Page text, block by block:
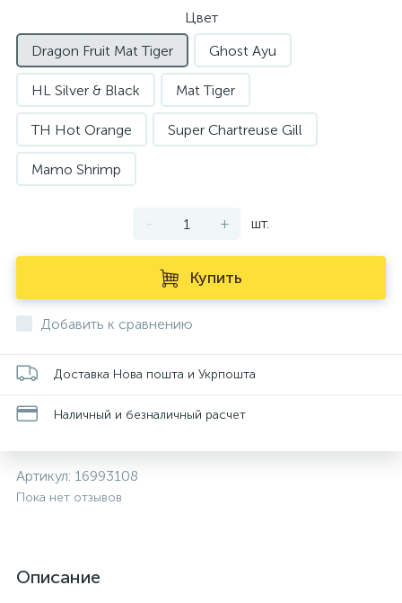
Цвет
Dragon Fruit Mat Tiger
Ghost Ayu
HL Silver & Black Mat Tiger
TH Hot Orange Super Chartreuse Gill
Mamo Shrimp
- + шт.
Купить
Добавить к сравнению
Доставка Нова пошта и Укрпошта
Наличный и безналичный расчет
Артикул: 16993108
Пока нет отзывов
Описание